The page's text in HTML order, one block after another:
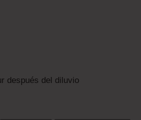
después del diluvio